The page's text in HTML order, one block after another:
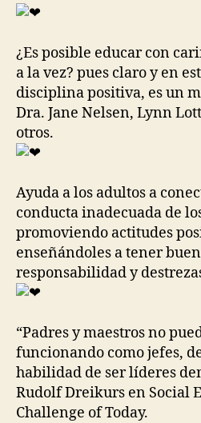
¿Es posible educar con
a la vez? pues claro y en
disciplina positiva, es un
Dra. Jane Nelsen, Lynn
otros.
Ayuda a los adultos a
conducta inadecuada de
promoviendo actitudes
enseñándoles a tener
responsabilidad y
“Padres y maestros no
funcionando como jefes,
habilidad de ser líderes
Rudolf Dreikurs en Social
Challenge of Today.